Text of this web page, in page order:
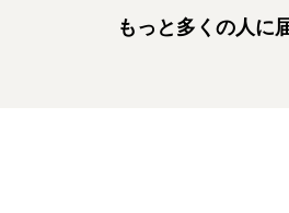
もっと多くの人に